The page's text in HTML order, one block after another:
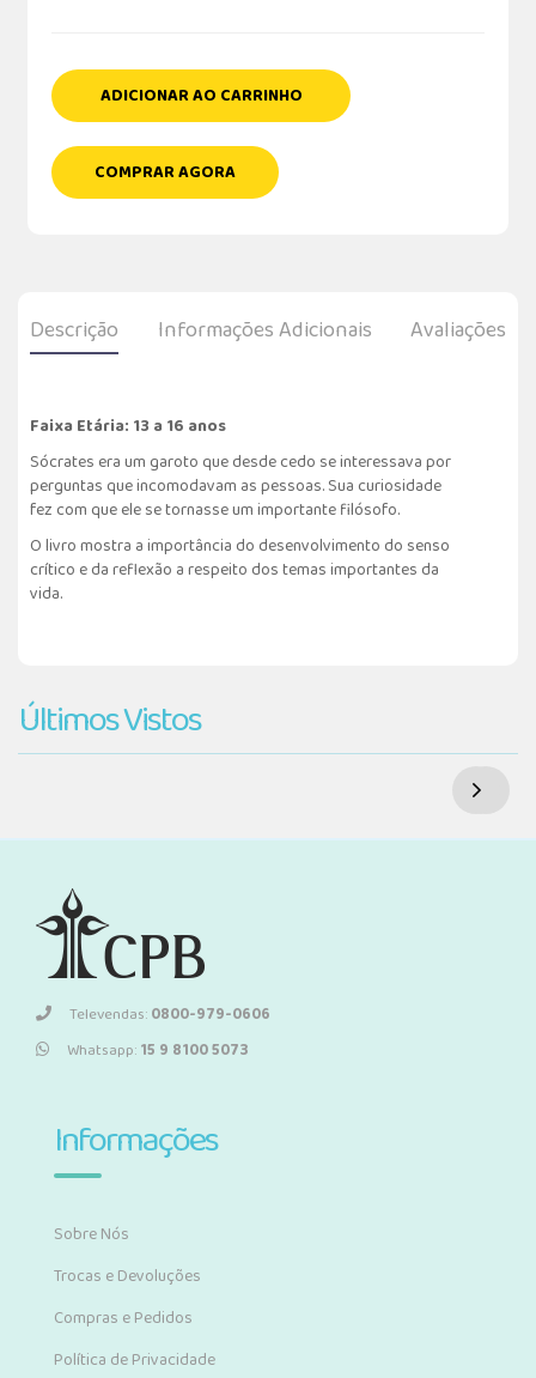
ADICIONAR AO CARRINHO
COMPRAR AGORA
Descrição Informações Adicionais Avaliações
Faixa Etária: 13 a 16 anos
Sócrates era um garoto que desde cedo se interessava por
perguntas que incomodavam as pessoas. Sua curiosidade
fez com que ele se tornasse um importante filósofo.
O livro mostra a importância do desenvolvimento do senso
crítico e da reflexão a respeito dos temas importantes da
vida.
Últimos Vistos
Televendas:0800-979-0606
Whatsapp:15 9 8100 5073
Informações
Sobre Nós
Trocas e Devoluções
Compras e Pedidos
Política de Privacidade